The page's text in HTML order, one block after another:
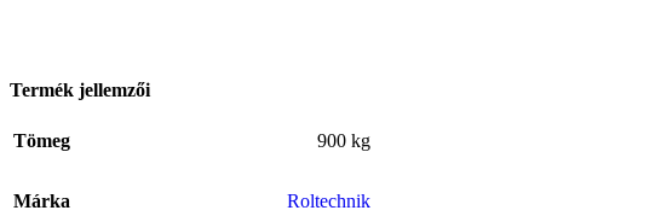
Termék jellemzői
Tömeg 900 kg
Márka Roltechnik